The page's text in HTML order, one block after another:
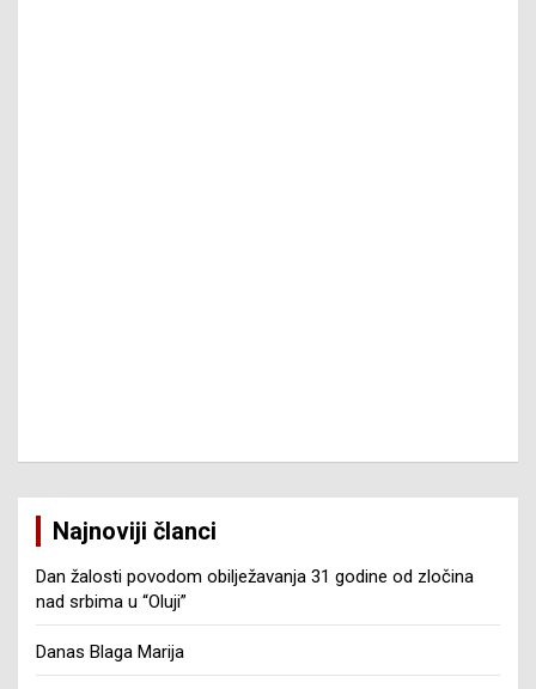
Najnoviji članci
Dan žalosti povodom obilježavanja 31 godine od zločina
nad srbima u “Oluji”
Danas Blaga Marija